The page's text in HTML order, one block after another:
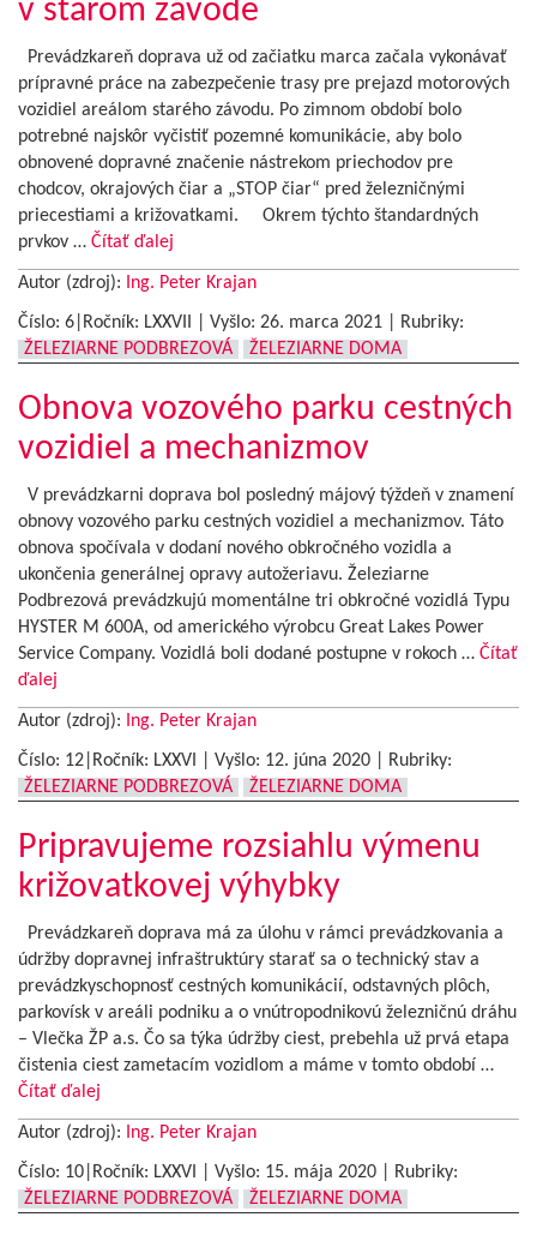
v starom závode
Prevádzkareň doprava už od začiatku marca začala vykonávať
prípravné práce na zabezpečenie trasy pre prejazd motorových
vozidiel areálom starého závodu. Po zimnom období bolo
potrebné najskôr vyčistiť pozemné komunikácie, aby bolo
obnovené dopravné značenie nástrekom priechodov pre
chodcov, okrajových čiar a „STOP čiar“ pred železničnými
priecestiami a križovatkami. Okrem týchto štandardných
prvkov … Čítať ďalej
Autor (zdroj): Ing. Peter Krajan
Číslo: 6|Ročník: LXXVII | Vyšlo: 26. marca 2021
Rubriky:
ŽELEZIARNE PODBREZOVÁ
ŽELEZIARNE DOMA
Obnova vozového parku cestných
vozidiel a mechanizmov
V prevádzkarni doprava bol posledný májový týždeň v znamení
obnovy vozového parku cestných vozidiel a mechanizmov. Táto
obnova spočívala v dodaní nového obkročného vozidla a
ukončenia generálnej opravy autožeriavu. Železiarne
Podbrezová prevádzkujú momentálne tri obkročné vozidlá Typu
HYSTER M 600A, od amerického výrobcu Great Lakes Power
Service Company. Vozidlá boli dodané postupne v rokoch … Čítať
ďalej
Autor (zdroj): Ing. Peter Krajan
Číslo: 12|Ročník: LXXVI | Vyšlo: 12. júna 2020
Rubriky:
ŽELEZIARNE PODBREZOVÁ
ŽELEZIARNE DOMA
Pripravujeme rozsiahlu výmenu
križovatkovej výhybky
Prevádzkareň doprava má za úlohu v rámci prevádzkovania a
údržby dopravnej infraštruktúry starať sa o technický stav a
prevádzkyschopnosť cestných komunikácií, odstavných plôch,
parkovísk v areáli podniku a o vnútropodnikovú železničnú dráhu
– Vlečka ŽP a.s. Čo sa týka údržby ciest, prebehla už prvá etapa
čistenia ciest zametacím vozidlom a máme v tomto období …
Čítať ďalej
Autor (zdroj): Ing. Peter Krajan
Číslo: 10|Ročník: LXXVI | Vyšlo: 15. mája 2020
Rubriky:
ŽELEZIARNE PODBREZOVÁ
ŽELEZIARNE DOMA